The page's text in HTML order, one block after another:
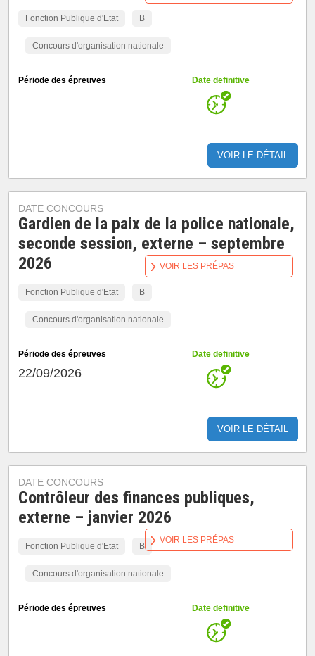
Fonction Publique d'Etat B
Concours d'organisation nationale
Période des épreuves Date definitive
VOIR LE DÉTAIL
DATE CONCOURS
Gardien de la paix de la police nationale,
seconde session, externe – septembre
2026
Fonction Publique d'Etat B
Concours d'organisation nationale
Période des épreuves
22/09/2026
Date definitive
VOIR LE DÉTAIL
VOIR LES PRÉPAS
DATE CONCOURS
Contrôleur des finances publiques,
externe – janvier 2026
Fonction Publique d'Etat B
Concours d'organisation nationale
Période des épreuves Date definitive
VOIR LES PRÉPAS